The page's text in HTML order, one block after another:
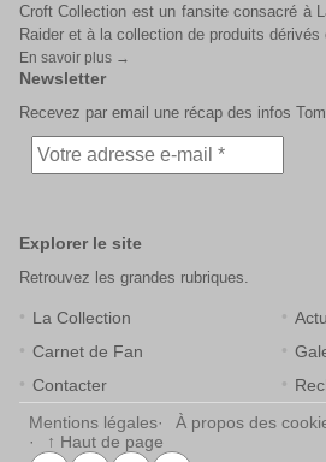
Croft Collection est un fansite consacré à
Raider et à la collection de produits dérivés
En savoir plus →
Newsletter
Recevez par email une récap des infos
Explorer le site
Retrouvez les grandes rubriques.
La Collection
Carnet de Fan
Contacter
Mentions légales À propos des
↑ Haut de page